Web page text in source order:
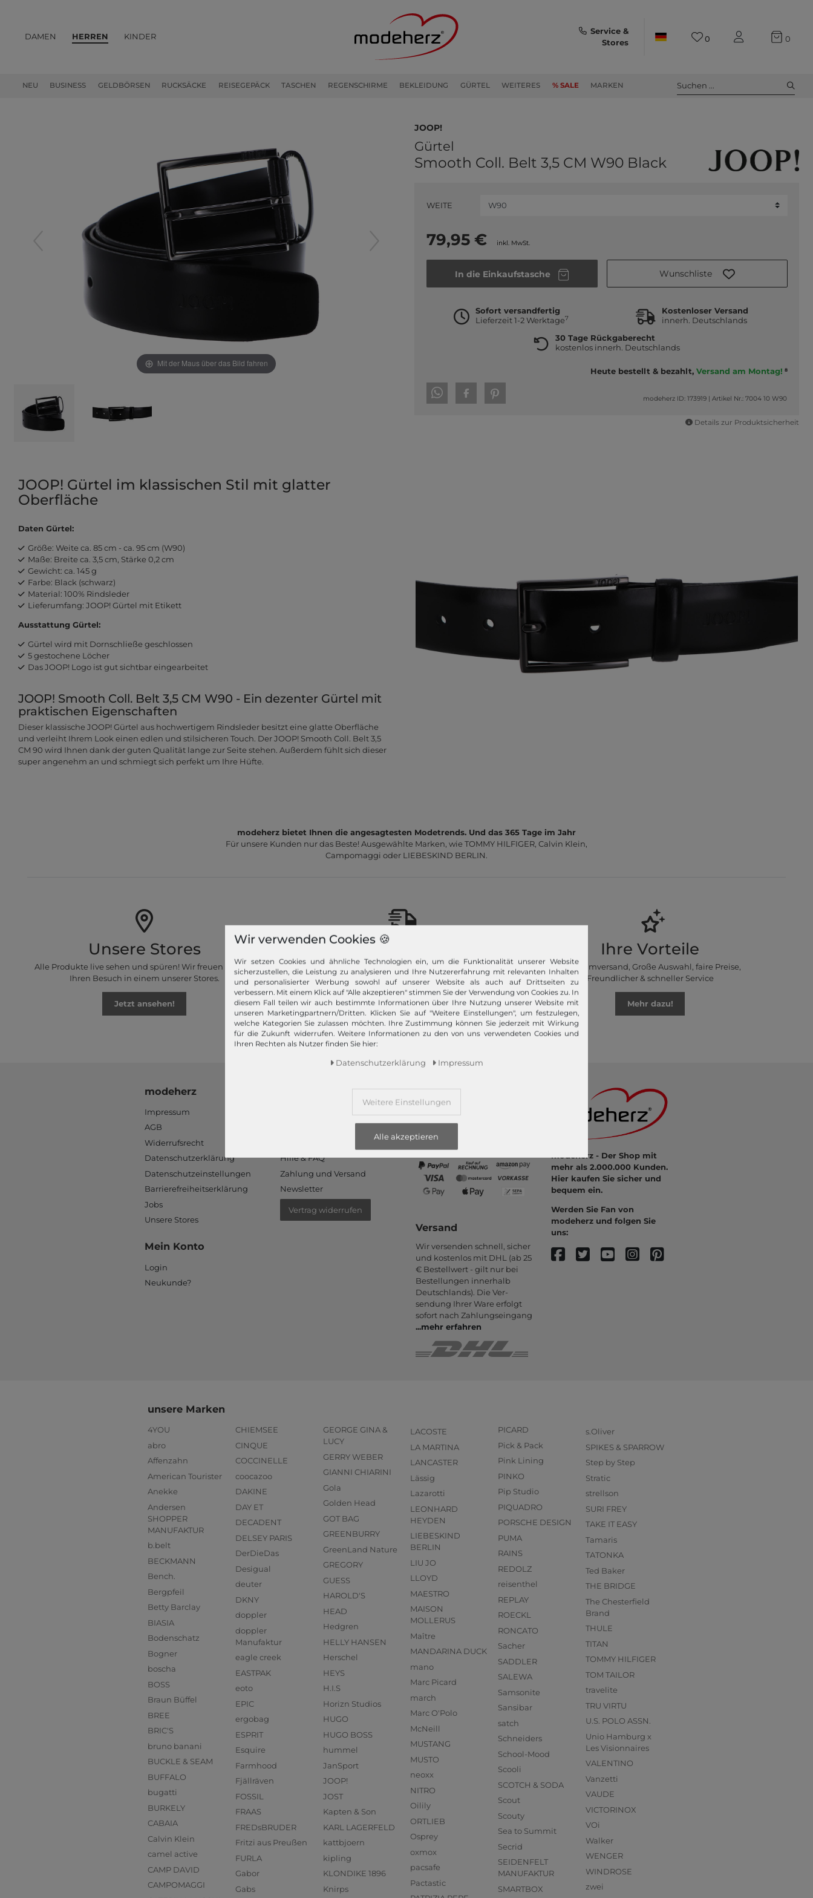
DAMEN HERREN
NEU BUSINESS GELDBÖRSEN RUCKSÄCKE REISEGEPÄCK TASCHEN REGENSCHIRME BEKLEIDUNG GÜRTEL WEITERES % SALE MARKEN
KINDER
Service &
Stores
0 0
Suchen ...
Mit der Maus über das Bild fahren
JOOP!
Gürtel
Smooth Coll. Belt 3,5 CM W90 Black
WEITE
79,95 € inkl. MwSt.
In die Einkaufstasche Wunschliste
Sofort versandfertig
Lieferzeit 1-2 Werktage7
Kostenloser Versand
innerh. Deutschlands
30 Tage Rückgaberecht
kostenlos innerh. Deutschlands
Heute bestellt & bezahlt, Versand am Montag! 8
modeherz ID: 173919 |Artikel Nr.: 7004 10 W90
Details zur Produktsicherheit
JOOP! Gürtel im klassischen Stil mit glatter
Oberfläche
Daten Gürtel:
Größe: Weite ca. 85 cm - ca. 95 cm (W90)
Maße: Breite ca. 3,5 cm, Stärke 0,2 cm
Gewicht: ca. 145 g
Farbe: Black (schwarz)
Material: 100% Rindsleder
Lieferumfang: JOOP! Gürtel mit Etikett
Ausstattung Gürtel:
Gürtel wird mit Dornschließe geschlossen
5 gestochene Löcher
Das JOOP! Logo ist gut sichtbar eingearbeitet
JOOP! Smooth Coll. Belt 3,5 CM W90 - Ein dezenter Gürtel mit
praktischen Eigenschaften
Dieser klassische JOOP! Gürtel aus hochwertigem Rindsleder besitzt eine glatte Oberfläche
und verleiht Ihrem Look einen edlen und stilsicheren Touch. Der JOOP! Smooth Coll. Belt 3,5
CM 90 wird Ihnen dank der guten Qualität lange zur Seite stehen. Außerdem fühlt sich dieser
super angenehm an und schmiegt sich perfekt um Ihre Hüfte.
modeherz bietet Ihnen die angesagtesten Modetrends. Und das 365 Tage im Jahr
Für unsere Kunden nur das Beste! Ausgewählte Marken, wie TOMMY HILFIGER, Calvin Klein,
Campomaggi oder LIEBESKIND BERLIN.
Unsere Stores
Alle Produkte live sehen und spüren! Wir freuen uns auf
Ihren Besuch in einem unserer Stores.
Jetzt ansehen!
Schneller Versand!
Wir versenden Ihre Bestellung schnell per
Premiumversand.
Mehr dazu!
Ihre Vorteile
Premiumversand, Große Auswahl, faire Preise,
Freundlicher & schneller Service
Mehr dazu!
modeherz
Impressum
AGB
Widerrufsrecht
Datenschutzerklärung
Datenschutzeinstellungen
Barrierefreiheitserklärung
Jobs
Unsere Stores
Mein Konto
Login
Neukunde?
Informationen
Hilfe & FAQ
Zahlung und Versand
Newsletter
Vertrag widerrufen
Zahlungsarten
PayPal, Kauf auf Rechnung,
Amazon Pay, Vor­kasse,
Kredit­karte, Apple Pay,
Versand
Wir versenden schnell, sicher
und kostenlos mit DHL (ab 25
€ Bestell­wert - gilt nur bei
Bestel­lungen inner­halb
Deutsch­lands). Die Ver­
sendung Ihrer Ware er­folgt
sofort nach Zahlungs­eingang
...mehr erfahren
modeherz - Der Shop mit
mehr als 2.000.000 Kunden.
Hier kaufen Sie sicher und
bequem ein.
Werden Sie Fan von
modeherz und folgen Sie
uns:
unsere Marken
4YOU
abro
Affenzahn
American Tourister
Anekke
Andersen
SHOPPER
MANUFAKTUR
b.belt
BECKMANN
Bench.
Bergpfeil
Betty Barclay
BIASIA
Bodenschatz
Bogner
boscha
BOSS
Braun Büffel
BREE
BRIC'S
bruno banani
BUCKLE & SEAM
BUFFALO
bugatti
BURKELY
CABAIA
Calvin Klein
camel active
CAMP DAVID
CAMPOMAGGI
CHIEMSEE
CINQUE
COCCINELLE
coocazoo
DAKINE
DAY ET
DECADENT
DELSEY PARIS
DerDieDas
Desigual
deuter
DKNY
doppler
doppler
Manufaktur
eagle creek
EASTPAK
eoto
EPIC
ergobag
ESPRIT
Esquire
Farmhood
Fjällräven
FOSSIL
FRAAS
FREDsBRUDER
Fritzi aus Preußen
FURLA
Gabor
Gabs
GEORGE GINA &
LUCY
GERRY WEBER
GIANNI CHIARINI
Gola
Golden Head
GOT BAG
GREENBURRY
GreenLand Nature
GREGORY
GUESS
HAROLD'S
HEAD
Hedgren
HELLY HANSEN
Herschel
HEYS
H.I.S
Horizn Studios
HUGO
HUGO BOSS
hummel
JanSport
JOOP!
JOST
Kapten & Son
KARL LAGERFELD
kattbjoern
kipling
KLONDIKE 1896
Knirps
LACOSTE
LA MARTINA
LANCASTER
Lässig
Lazarotti
LEONHARD
HEYDEN
LIEBESKIND
BERLIN
LIU JO
LLOYD
MAESTRO
MAISON
MOLLERUS
Maître
MANDARINA DUCK
mano
Marc Picard
march
Marc O'Polo
McNeill
MUSTANG
MUSTO
neoxx
NITRO
Oilily
ORTLIEB
Osprey
oxmox
pacsafe
Pactastic
PICARD
Pick & Pack
Pink Lining
PINKO
Pip Studio
PIQUADRO
PORSCHE DESIGN
PUMA
RAINS
REDOLZ
reisenthel
REPLAY
ROECKL
RONCATO
Sacher
SADDLER
SALEWA
Samsonite
Sansibar
satch
Schneiders
School-Mood
Scooli
SCOTCH & SODA
Scout
Scouty
Sea to Summit
Secrid
SEIDENFELT
MANUFAKTUR
SMARTBOX
s.Oliver
SPIKES & SPARROW
Step by Step
Stratic
strellson
SURI FREY
TAKE IT EASY
Tamaris
TATONKA
Ted Baker
THE BRIDGE
The Chesterfield
Brand
THULE
TITAN
TOMMY HILFIGER
TOM TAILOR
travelite
TRU VIRTU
U.S. POLO ASSN.
Unio Hamburg x
Les Visionnaires
VALENTINO
Vanzetti
VAUDE
VICTORINOX
VOi
Walker
WENGER
WINDROSE
zwei
Wir verwenden Cookies 🍪
Wir setzen Cookies und ähnliche Technologien ein, um die Funktionalität unserer Website
sicherzustellen, die Leistung zu analysieren und Ihre Nutzererfahrung mit relevanten Inhalten
und personalisierter Werbung sowohl auf unserer Website als auch auf Drittseiten zu
verbessern. Mit einem Klick auf "Alle akzeptieren" stimmen Sie der Verwendung von Cookies zu. In
diesem Fall teilen wir auch bestimmte Informationen über Ihre Nutzung unserer Website mit
unseren Marketingpartnern/Dritten. Klicken Sie auf "Weitere Einstellungen", um festzulegen,
welche Kategorien Sie zulassen möchten. Ihre Zustimmung können Sie jederzeit mit Wirkung
für die Zukunft widerrufen. Weitere Informationen zu den von uns verwendeten Cookies und
Ihren Rechten als Nutzer finden Sie hier:
Daten­schutz­erklärung Impressum
Weitere Einstellungen
Alle akzeptieren